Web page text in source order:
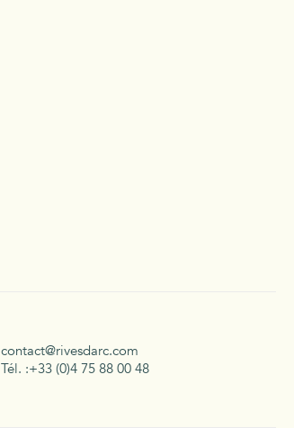
contact@rivesdarc.com
Tél. :+33 (0)4 75 88 00 48